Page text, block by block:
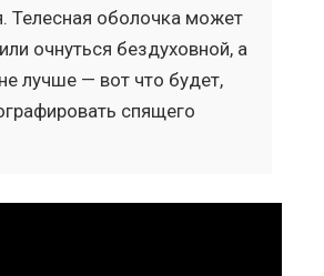
Телесная оболочка может
очнуться бездуховной, а
лучше — вот что будет,
спящего